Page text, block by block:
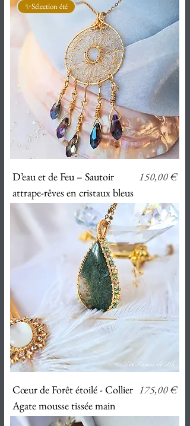
✨Sélection été
D’eau et de Feu – Sautoir
attrape-rêves en cristaux bleus
Prix
150,00 €
Cœur de Forêt étoilé - Collier
Agate mousse tissée main
Prix
175,00 €